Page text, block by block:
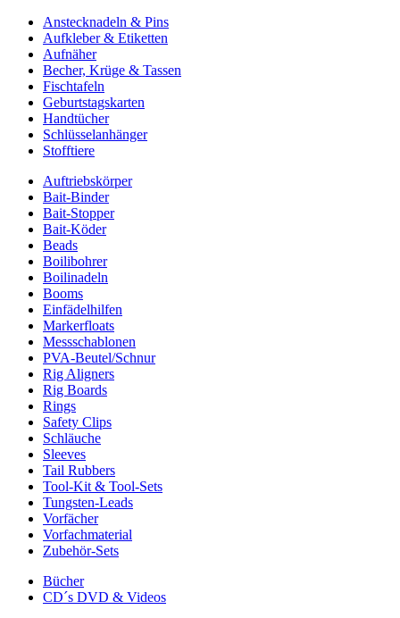
Anstecknadeln & Pins
Aufkleber & Etiketten
Aufnäher
Becher, Krüge & Tassen
Fischtafeln
Geburtstagskarten
Handtücher
Schlüsselanhänger
Stofftiere
Auftriebskörper
Bait-Binder
Bait-Stopper
Bait-Köder
Beads
Boilibohrer
Boilinadeln
Booms
Einfädelhilfen
Markerfloats
Messschablonen
PVA-Beutel/Schnur
Rig Aligners
Rig Boards
Rings
Safety Clips
Schläuche
Sleeves
Tail Rubbers
Tool-Kit & Tool-Sets
Tungsten-Leads
Vorfächer
Vorfachmaterial
Zubehör-Sets
Bücher
CD´s DVD & Videos